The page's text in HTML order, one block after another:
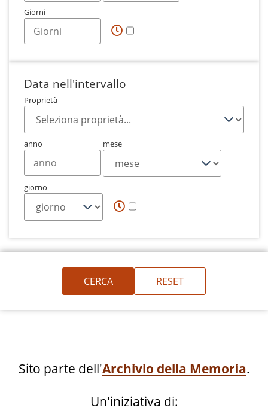
Giorni
Data nell'intervallo
Proprietà
anno mese
giorno
Sito parte dell'Archivio della Memoria.
Un'iniziativa di: